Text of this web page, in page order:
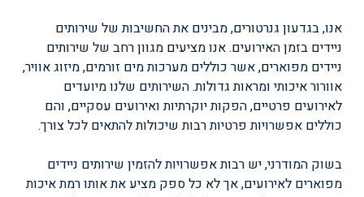
אנו, בגדעון גנרטורים, מבינים את החשיבות של שירותים
ניידים בזמן האירועים. אנו מציעים מגוון רחב של שירותים
ניידים מפוארים, אשר כוללים מערכות מים זורמים, מיזוג אוויר,
אוורור איכותי ומראות גדולות. השירותים שלנו מיועדים
לאירועים פרטיים, הפקות יוקרתיות ואירועים עסקיים, והם
כוללים אפשרויות פרטיות רבות שיכולות להתאים לכל צורך.
בשוק המודרני, יש רבות אפשרויות להזמין שירותים ניידים
מפוארים לאירועים, אך לא כל ספק מציע את אותו רמת איכות